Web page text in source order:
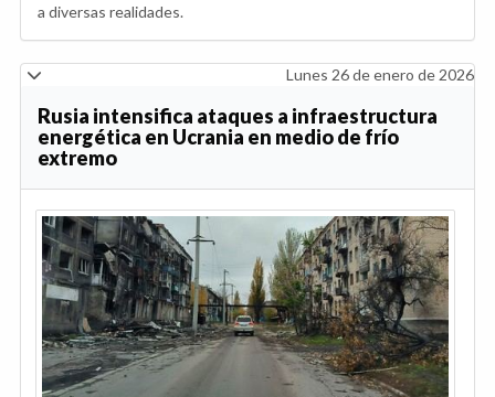
a diversas realidades.
Lunes 26 de enero de 2026
Rusia intensifica ataques a infraestructura
energética en Ucrania en medio de frío
extremo